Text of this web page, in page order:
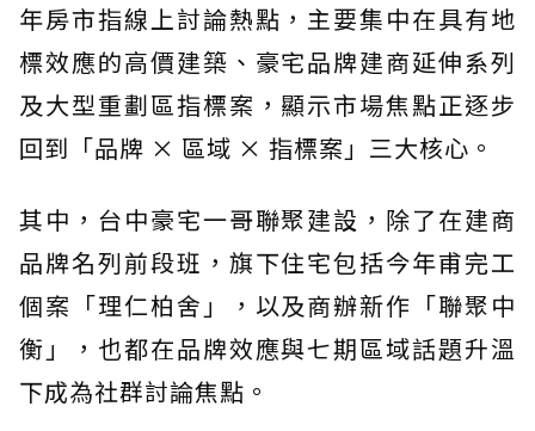
年房市指線上討論熱點，主要集中在具有地
標效應的高價建築、豪宅品牌建商延伸系列
及大型重劃區指標案，顯示市場焦點正逐步
回到「品牌 × 區域 × 指標案」三大核心。
其中，台中豪宅一哥聯聚建設，除了在建商
品牌名列前段班，旗下住宅包括今年甫完工
個案「理仁柏舍」，以及商辦新作「聯聚中
衡」，也都在品牌效應與七期區域話題升溫
下成為社群討論焦點。